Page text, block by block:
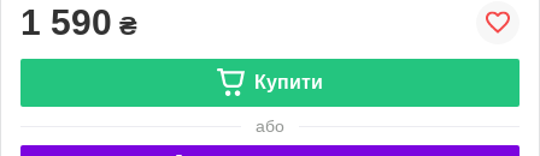
1 590 ₴
Купити
або